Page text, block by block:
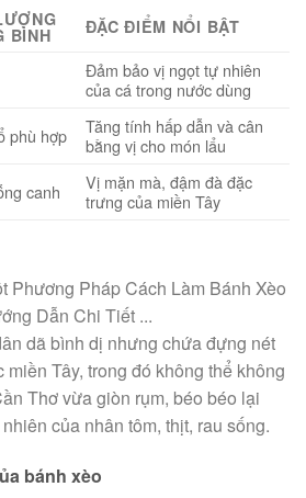
BÌNH ĐẶC ĐIỂM NỔI BẬT
Đảm bảo vị ngọt tự nhiên
của cá trong nước dùng
phù hợp
Tăng tính hấp dẫn và cân
bằng vị cho món lẩu
canh
Vị mặn mà, đậm đà đặc
trưng của miền Tây
dã bình dị nhưng chứa đựng nét
Tây, trong đó không thể không
Thơ vừa giòn rụm, béo béo lại
của nhân tôm, thịt, rau sống.
bánh xèo